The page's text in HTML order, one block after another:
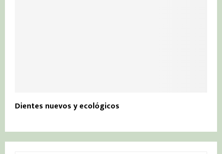
Dientes nuevos y ecológicos